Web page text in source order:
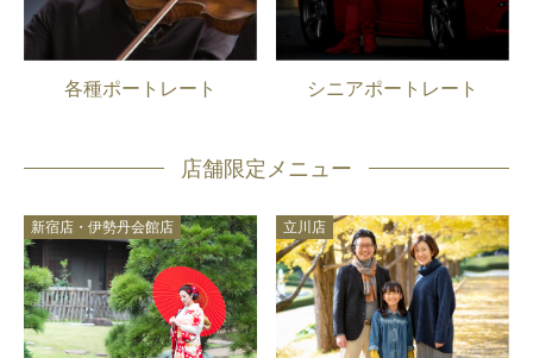
各種ポートレート シニアポートレート
店舗限定メニュー
新宿店・伊勢丹会館店 立川店